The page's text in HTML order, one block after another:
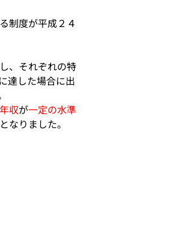
制度が平成２４
、それぞれの特
達した場合に出
年収が一定の水準
りました。